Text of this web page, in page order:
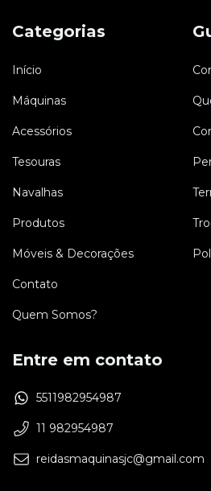
Categorias
Início
Máquinas
Acessórios
Tesouras
Navalhas
Produtos
Móveis & Decorações
Contato
Quem Somos?
Entre em contato
5511982954987
11 982954987
reidasmaquinasjc@gmail.com